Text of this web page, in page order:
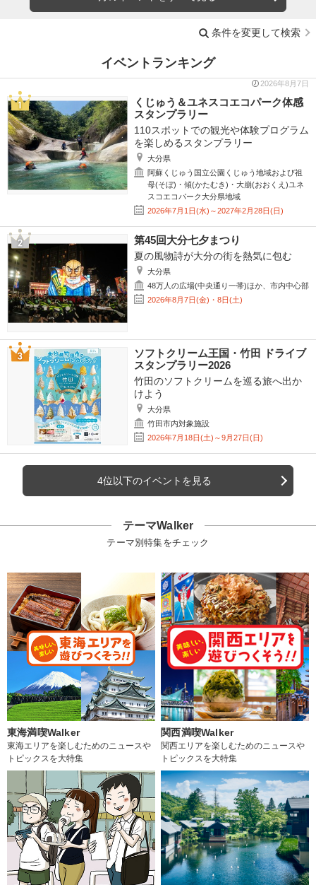
条件を変更して検索
イベントランキング
2026年8月7日
くじゅう＆ユネスコエコパーク体感
スタンプラリー
110スポットでの観光や体験プログラム
を楽しめるスタンプラリー
大分県
阿蘇くじゅう国立公園くじゅう地域および祖
母(そぼ)・傾(かたむき)・大崩(おおくえ)ユネ
スコエコパーク大分県地域
2026年7月1日(水)～2027年2月28日(日)
第45回大分七夕まつり
夏の風物詩が大分の街を熱気に包む
大分県
48万人の広場(中央通り一帯)ほか、市内中心部
2026年8月7日(金)・8日(土)
ソフトクリーム王国・竹田 ドライブ
スタンプラリー2026
竹田のソフトクリームを巡る旅へ出か
けよう
大分県
竹田市内対象施設
2026年7月18日(土)～9月27日(日)
4位以下のイベントを見る
テーマWalker
テーマ別特集をチェック
東海満喫Walker
東海エリアを楽しむためのニュースや
トピックスを大特集
関西満喫Walker
関西エリアを楽しむためのニュースや
トピックスを大特集